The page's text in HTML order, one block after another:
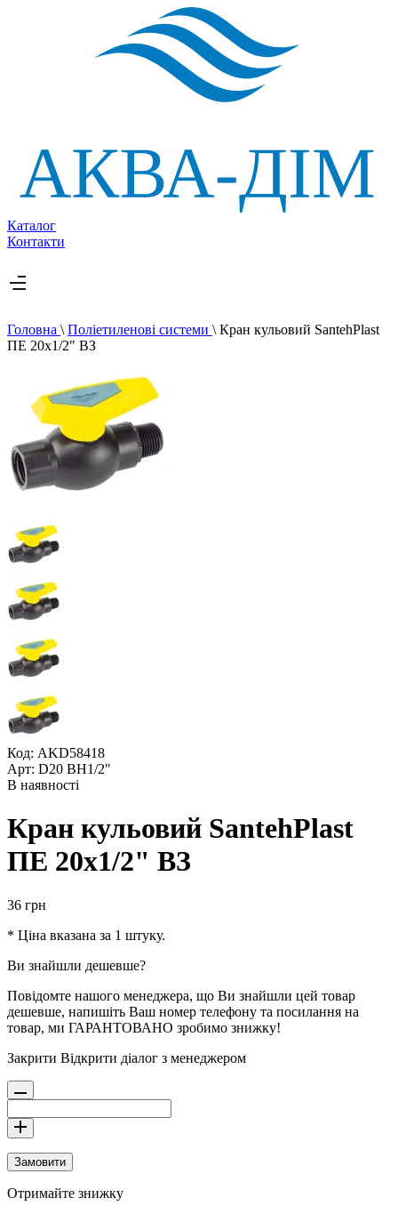
Каталог
Контакти
Головна \ Поліетиленові системи \ Кран кульовий SantehPlast
ПЕ 20х1/2" ВЗ
Код: AKD58418
Арт: D20 BН1/2"
В наявності
Кран кульовий SantehPlast
ПЕ 20х1/2" ВЗ
36 грн
* Ціна вказана за 1 штуку.
Ви знайшли дешевше?
Повідомте нашого менеджера, що Ви знайшли цей товар
дешевше, напишіть Ваш номер телефону та посилання на
товар, ми ГАРАНТОВАНО зробимо знижку!
Закрити Відкрити діалог з менеджером
Замовити
Отримайте знижку